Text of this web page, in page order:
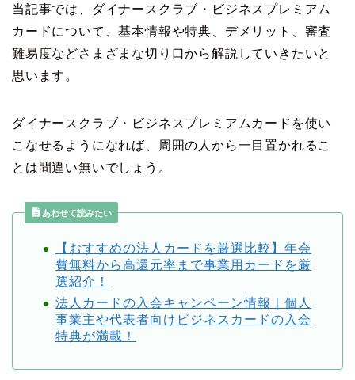
当記事では、ダイナースクラブ・ビジネスプレミアム
カードについて、基本情報や特典、デメリット、審査
難易度などさまざまな切り口から解説していきたいと
思います。
ダイナースクラブ・ビジネスプレミアムカードを使い
こなせるようになれば、周囲の人から一目置かれるこ
とは間違い無いでしょう。
あわせて読みたい
【おすすめの法人カードを厳選比較】年会
費無料から高還元率まで事業用カードを厳
選紹介！
法人カードの入会キャンペーン情報｜個人
事業主や代表者向けビジネスカードの入会
特典が満載！